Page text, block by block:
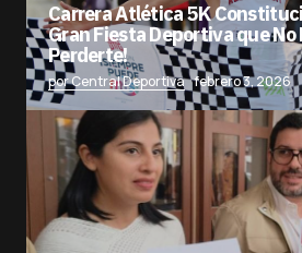
Carrera Atlética 5K
Gran Fiesta Deportiva que No
Perderte!
por Central Deportiva febrero 3, 2026